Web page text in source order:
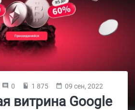
0 1 875 09 сен, 2022
витрина Google